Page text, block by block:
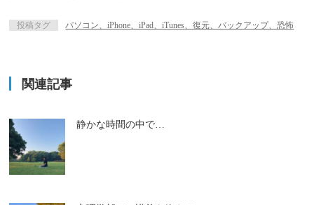
投稿タグ パソコン、iPhone、iPad、iTunes、復元、バックアップ、恐怖
関連記事
静かな時間の中で…